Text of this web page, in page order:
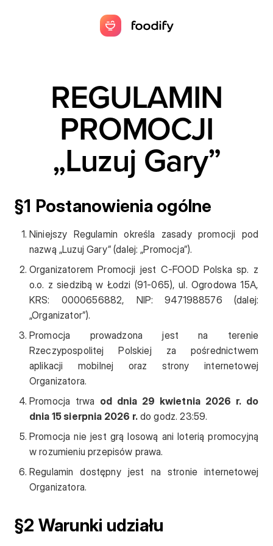
REGULAMIN
PROMOCJI
„Luzuj Gary”
§1 Postanowienia ogólne
Niniejszy Regulamin określa zasady promocji pod
nazwą „Luzuj Gary” (dalej: „Promocja”).
Organizatorem Promocji jest C-FOOD Polska sp. z
o.o. z siedzibą w Łodzi (91-065), ul. Ogrodowa 15A,
KRS: 0000656882, NIP: 9471988576 (dalej:
„Organizator”).
Promocja prowadzona jest na terenie
Rzeczypospolitej Polskiej za pośrednictwem
aplikacji mobilnej oraz strony internetowej
Organizatora.
Promocja trwa od dnia 29 kwietnia 2026 r. do
dnia 15 sierpnia 2026 r.do godz. 23:59.
Promocja nie jest grą losową ani loterią promocyjną
w rozumieniu przepisów prawa.
Regulamin dostępny jest na stronie internetowej
Organizatora.
§2 Warunki udziału